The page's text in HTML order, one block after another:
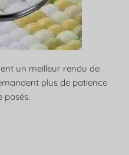
un meilleur rendu de
plus de patience
posés.